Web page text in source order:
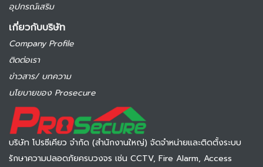
อุปกรณ์เสริม
เกี่ยวกับบริษัท
Company Profile
ติดต่อเรา
ข่าวสาร/ บทความ
นโยบายของ Prosecure
บริษัท โปรซีเคียว จำกัด (สำนักงานใหญ่) จัดจำหน่ายและติดตั้งระบบ
รักษาความปลอดภัยครบวงจร เช่น CCTV, Fire Alarm, Access